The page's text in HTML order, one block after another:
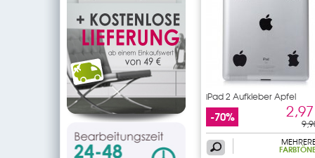
iPad 2 Aufkleber Apfel
-70%